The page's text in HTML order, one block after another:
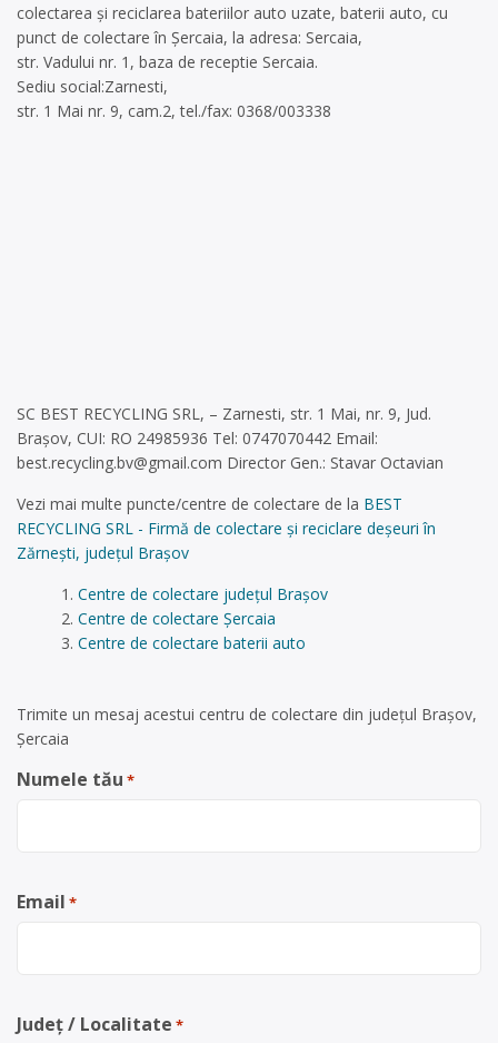
colectarea și reciclarea bateriilor auto uzate, baterii auto, cu
punct de colectare în Șercaia, la adresa: Sercaia,
str. Vadului nr. 1, baza de receptie Sercaia.
Sediu social:Zarnesti,
str. 1 Mai nr. 9, cam.2, tel./fax: 0368/003338
SC BEST RECYCLING SRL, – Zarnesti, str. 1 Mai, nr. 9, Jud.
Brașov, CUI: RO 24985936 Tel: 0747070442 Email:
best.recycling.bv@gmail.com Director Gen.: Stavar Octavian
Vezi mai multe puncte/centre de colectare de la BEST
RECYCLING SRL - Firmă de colectare și reciclare deșeuri în
Zărnești, județul Brașov
Centre de colectare județul Brașov
Centre de colectare Șercaia
Centre de colectare baterii auto
Trimite un mesaj acestui centru de colectare din județul Brașov,
Șercaia
Numele tău *
Email *
Județ / Localitate *